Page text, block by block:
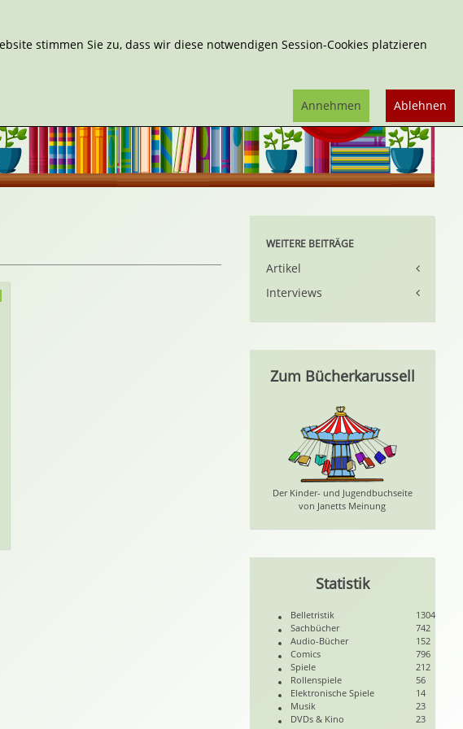
WEITERE BEITRÄGE
Artikel
Interviews
Zum Bücherkarussell
Der Kinder- und Jugendbuchseite
von Janetts Meinung
Statistik
Belletristik
1304
Sachbücher
742
Audio-Bücher
152
Comics
796
Spiele
212
Rollenspiele
56
Elektronische Spiele
14
Musik
23
DVDs & Kino
23
stimmen Sie zu, dass wir diese notwendigen Session-Cookies platzieren
Ablehnen
Annehmen